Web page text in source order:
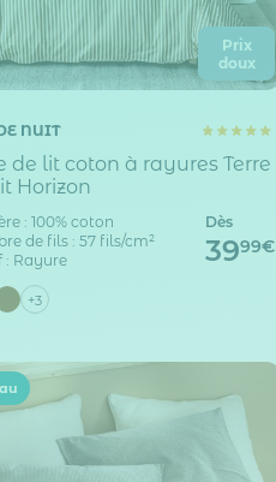
Prix
doux
NUIT
de lit coton à rayures Terre
Horizon
: 100% coton
de fils : 57 fils/cm²
Rayure
+3
Dès
3999€